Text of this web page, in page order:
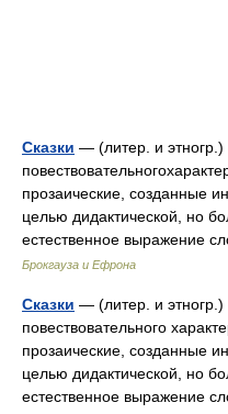
Сказки — (литер. и
прозаические, созданные
целью дидактической, но
естественное выражение
Брокгауза и Ефрона
Сказки — (литер. и
повествовательного
прозаические, созданные
целью дидактической, но
естественное выражение